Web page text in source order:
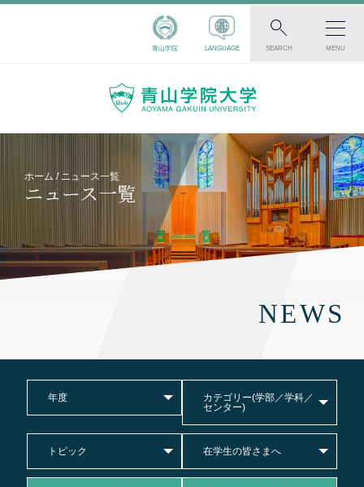
青山学院 LANGUAGE SEARCH MENU
ホーム ニュース一覧
ニュース一覧
NEWS
年度
カテゴリー(学部／学科／
センター)
トピック 在学生の皆さまへ